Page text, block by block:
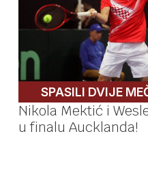
SPASILI DVIJE
Nikola Mektić i
u finalu Aucklanda!